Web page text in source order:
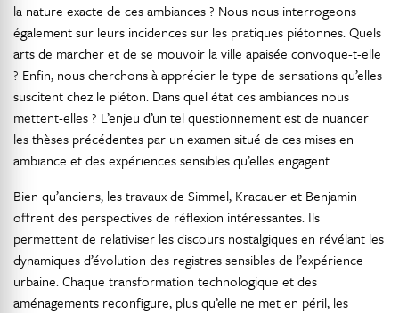
la nature exacte de ces ambiances ? Nous nous interrogeons
également sur leurs incidences sur les pratiques piétonnes. Quels
arts de marcher et de se mouvoir la ville apaisée convoque-t-elle
? Enfin, nous cherchons à apprécier le type de sensations qu’elles
suscitent chez le piéton. Dans quel état ces ambiances nous
mettent-elles ? L’enjeu d’un tel questionnement est de nuancer
les thèses précédentes par un examen situé de ces mises en
ambiance et des expériences sensibles qu’elles engagent.
Bien qu’anciens, les travaux de Simmel, Kracauer et Benjamin
offrent des perspectives de réflexion intéressantes. Ils
permettent de relativiser les discours nostalgiques en révélant les
dynamiques d’évolution des registres sensibles de l’expérience
urbaine. Chaque transformation technologique et des
aménagements reconfigure, plus qu’elle ne met en péril, les